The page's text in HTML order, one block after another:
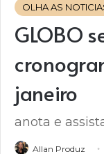
OLHA AS
GLOBO
janeiro
anota e
Allan Produz